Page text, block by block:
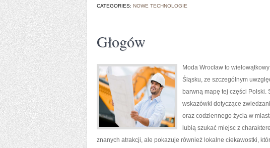
CATEGORIES: NOWE TECHNOLOGIE
Głogów
Moda Wrocław to
Śląsku, ze szczególnym
barwną mapę tej części Polski.
wskazówki dotyczące
oraz codziennego życia w
lubią szukać miejsc z
znanych atrakcji, ale pokazuje również lokalne ciekawostki,